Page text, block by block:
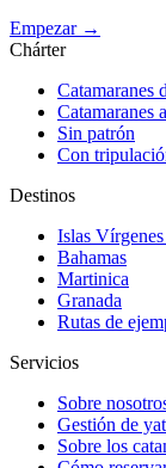
Empezar →
Chárter
Catamaranes
Catamaranes
Sin patrón
Con
Destinos
Islas
Bahamas
Martinica
Granada
Rutas de
Servicios
Sobre
Gestión de
Sobre los